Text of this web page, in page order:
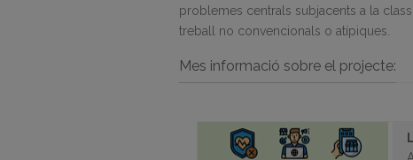
problemes centrals subjacents a la
treball no convencionals o atípiques.
Mes informació sobre el projecte: